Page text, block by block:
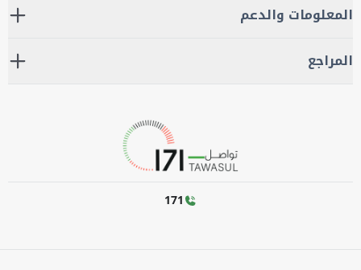
المعلومات والدعم
المراجع
171